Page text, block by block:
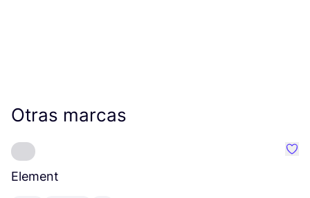
Otras marcas
Element